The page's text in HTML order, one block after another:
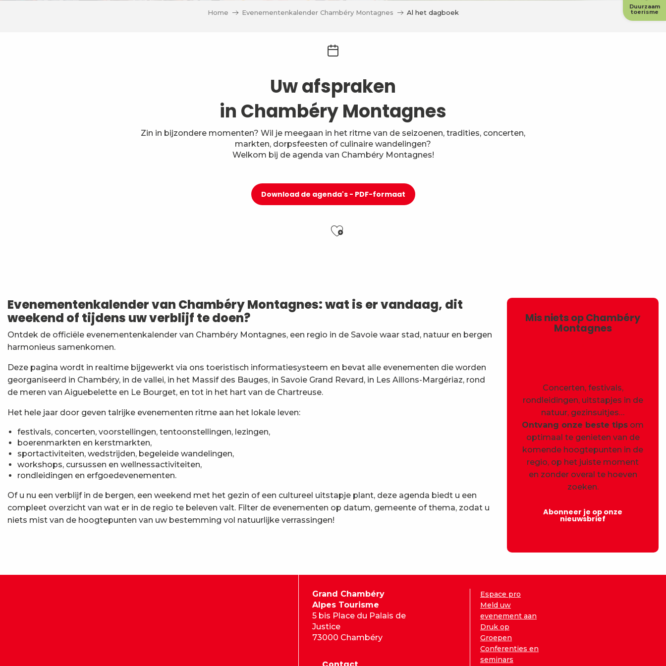
Duurzaam
toerisme
Home Evenementenkalender Chambéry Montagnes Al het dagboek
Uw afspraken
in Chambéry Montagnes
Zin in bijzondere momenten? Wil je meegaan in het ritme van de seizoenen, tradities, concerten,
markten, dorpsfeesten of culinaire wandelingen?
Welkom bij de agenda van Chambéry Montagnes!
Download de agenda's - PDF-formaat
Ajouter aux favoris
7ème Symposium de sculpture et rencontre d'artistes
Exposition : Messages/Images, graphisme d'intérêt général
Exposition de peinture Martine Sainte Mareville
Festi'Fecl
Festival Musique et Nature en Bauges
Visita guidata : la Santa Capella e il Castello dei Duchi
Passage en mode estival des piscines d'agglomération
Exposition : Quand la matière s'éveille
Exposition d'affiches : Quand la nuit s’affiche !
Evenementenkalender van Chambéry Montagnes: wat is er vandaag, dit
weekend of tijdens uw verblijf te doen?
Ontdek de officiële evenementenkalender van Chambéry Montagnes, een regio in de Savoie waar stad, natuur en bergen
harmonieus samenkomen.
Deze pagina wordt in realtime bijgewerkt via ons toeristisch informatiesysteem en bevat alle evenementen die worden
georganiseerd in Chambéry, in de vallei, in het Massif des Bauges, in Savoie Grand Revard, in Les Aillons-Margériaz, rond
de meren van Aiguebelette en Le Bourget, en tot in het hart van de Chartreuse.
Het hele jaar door geven talrijke evenementen ritme aan het lokale leven:
festivals, concerten, voorstellingen, tentoonstellingen, lezingen,
boerenmarkten en kerstmarkten,
sportactiviteiten, wedstrijden, begeleide wandelingen,
workshops, cursussen en wellnessactiviteiten,
rondleidingen en erfgoedevenementen.
Of u nu een verblijf in de bergen, een weekend met het gezin of een cultureel uitstapje plant, deze agenda biedt u een
compleet overzicht van wat er in de regio te beleven valt. Filter de evenementen op datum, gemeente of thema, zodat u
niets mist van de hoogtepunten van uw bestemming vol natuurlijke verrassingen!
Mis niets op Chambéry
Montagnes
Concerten, festivals,
rondleidingen, uitstapjes in de
natuur, gezinsuitjes…
Ontvang onze beste tips om
optimaal te genieten van de
komende hoogtepunten in de
regio, op het juiste moment
en zonder overal te hoeven
zoeken.
Abonneer je op onze
nieuwsbrief
Grand Chambéry
Alpes Tourisme
5 bis Place du Palais de
Justice
73000 Chambéry
Espace pro
Meld uw
evenement aan
Druk op
Groepen
Conferenties en
seminars